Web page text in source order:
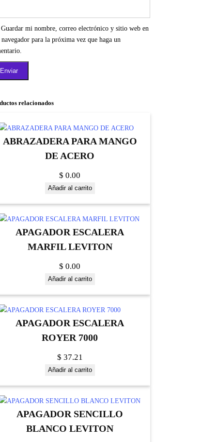
Guardar mi nombre, correo electrónico y sitio web en
navegador para la próxima vez que haga un
relacionados
ABRAZADERA PARA MANGO
DE ACERO
$ 0.00
Añadir al carrito
APAGADOR ESCALERA
MARFIL LEVITON
$ 0.00
Añadir al carrito
APAGADOR ESCALERA
ROYER 7000
$ 37.21
Añadir al carrito
APAGADOR SENCILLO
BLANCO LEVITON